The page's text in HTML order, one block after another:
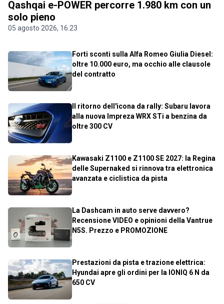
Qashqai e-POWER percorre 1.980 km con un
solo pieno
05 agosto 2026, 16.23
Forti sconti sulla Alfa Romeo Giulia Diesel:
oltre 10.000 euro, ma occhio alle clausole
del contratto
Il ritorno dell'icona da rally: Subaru lavora
alla nuova Impreza WRX STi a benzina da
oltre 300 CV
Kawasaki Z1100 e Z1100 SE 2027: la Regina
delle Supernaked si rinnova tra elettronica
avanzata e ciclistica da pista
La Dashcam in auto serve davvero?
Recensione VIDEO e opinioni della Vantrue
N5S. Prezzo e PROMOZIONE
Prestazioni da pista e trazione elettrica:
Hyundai apre gli ordini per la IONIQ 6 N da
650 CV